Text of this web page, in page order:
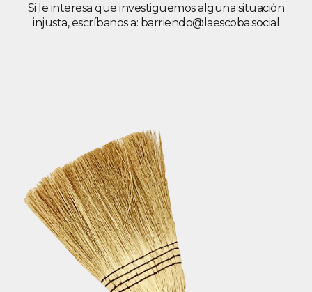
Si le interesa que investiguemos alguna situación
injusta, escríbanos a: barriendo@laescoba.social